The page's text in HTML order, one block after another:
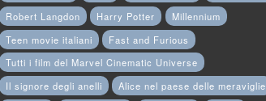
Robert Langdon
Harry Potter
Millennium
Teen movie italiani
Fast and Furious
Tutti i film del Marvel Cinematic Universe
Il signore degli anelli
Alice nel paese delle meraviglie